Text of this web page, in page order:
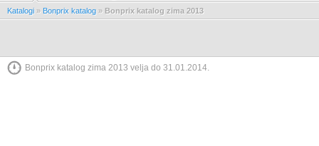
Katalogi » Bonprix katalog » Bonprix katalog zima 2013
Bonprix katalog zima 2013 velja do 31.01.2014.